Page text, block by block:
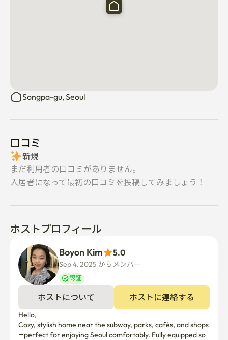
Songpa-gu, Seoul
口コミ
新規
まだ利用者の口コミがありません。
入居者になって最初の口コミを投稿してみましょう！
ホストプロフィール
Boyon Kim 5.0
Sep 4, 2025 からメンバー
認証
ホストについて ホストに連絡する
Hello,
Cozy, stylish home near the subway, parks, cafés, and shops
—perfect for enjoying Seoul comfortably. Fully equipped so